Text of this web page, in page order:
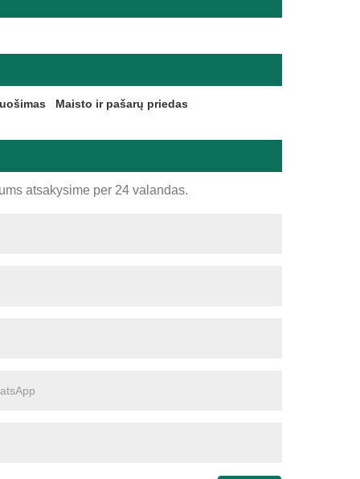
Maisto ir pašarų priedas
atsakysime per 24 valandas.